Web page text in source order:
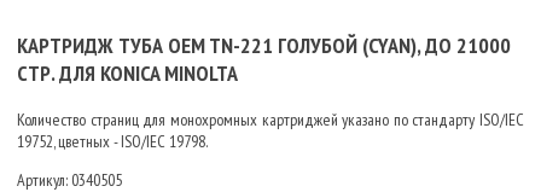
КАРТРИДЖ ТУБА OEM TN-221 ГОЛУБОЙ (CYAN), ДО 21000
СТР. ДЛЯ KONICA MINOLTA
Количество страниц для монохромных картриджей указано по стандарту ISO/IEC
19752, цветных - ISO/IEC 19798.
Артикул: 0340505